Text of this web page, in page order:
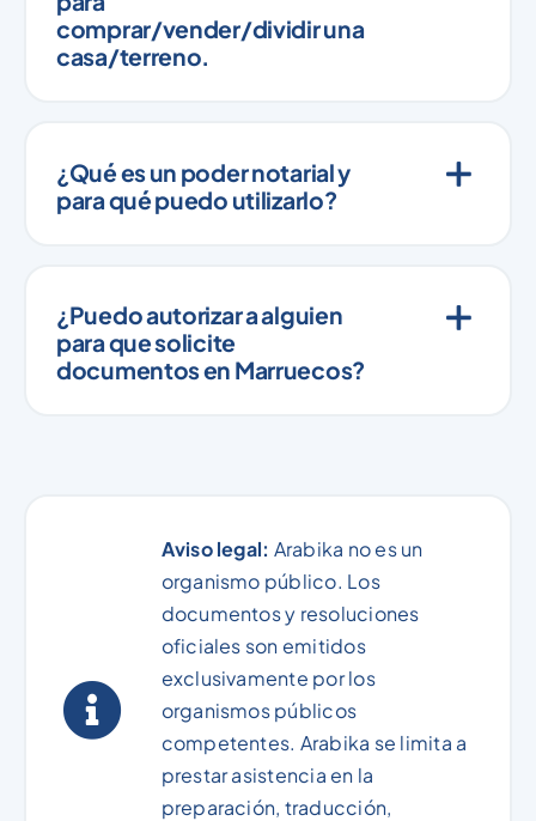
comprar/vender/dividir una
casa/terreno.
¿Qué es un poder notarial y
para qué puedo utilizarlo?
¿Puedo autorizar a alguien
para que solicite
documentos en Marruecos?
Aviso legal: Arabika no es un
organismo público. Los
documentos y resoluciones
oficiales son emitidos
exclusivamente por los
organismos públicos
competentes. Arabika se limita a
prestar asistencia en la
preparación, traducción,